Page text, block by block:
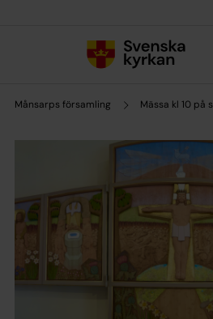
Månsarps församling Mässa kl 10 på